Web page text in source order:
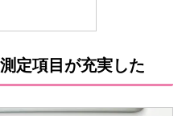
定項目が充実した